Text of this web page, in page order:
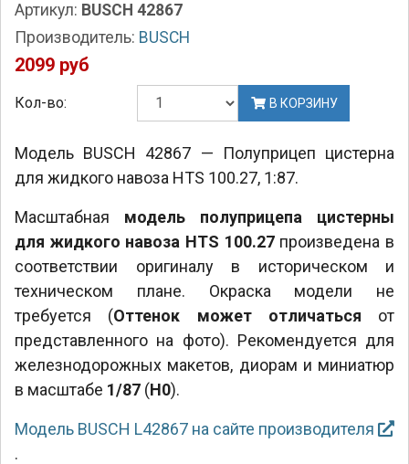
Артикул: BUSCH 42867
Производитель: BUSCH
2099 руб
Кол-во: В КОРЗИНУ
Модель BUSCH 42867 — Полуприцеп цистерна
для жидкого навоза HTS 100.27, 1:87.
Масштабная модель полуприцепа цистерны
для жидкого навоза HTS 100.27произведена в
соответствии оригиналу в историческом и
техническом плане. Окраска модели не
требуется (Оттенок может отличаться от
представленного на фото). Рекомендуется для
железнодорожных макетов, диорам и миниатюр
в масштабе 1/87 (H0).
Модель BUSCH L42867 на сайте производителя
.